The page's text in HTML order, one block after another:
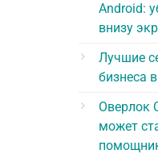
Android:
внизу
Лучшие
бизнеса
Оверлок
может